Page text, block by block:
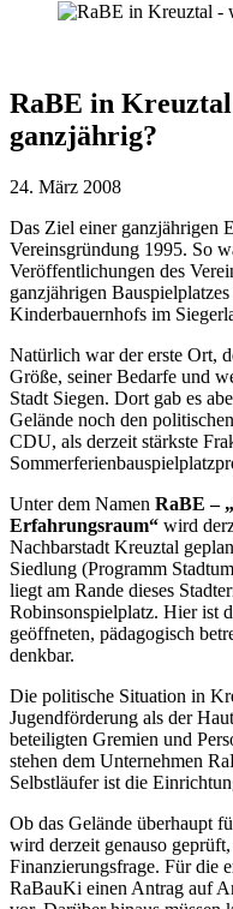
RaBE in
ganzjährig?
24. März 2008
Das Ziel einer ganzjährigen
Vereinsgründung 1995. So
Veröffentlichungen des
ganzjährigen
Kinderbauernhofs im
Natürlich war der erste Ort,
Größe, seiner Bedarfe und
Stadt Siegen. Dort gab es
Gelände noch den
CDU, als derzeit stärkste
Unter dem Namen RaBE –
Erfahrungsraum“ wird
Nachbarstadt Kreuztal
Siedlung (Programm
liegt am Rande dieses
Robinsonspielplatz. Hier ist
geöffneten, pädagogisch
denkbar.
Die politische Situation in
Jugendförderung als der
beteiligten Gremien und
stehen dem Unternehmen
Selbstläufer ist die
Ob das Gelände überhaupt
wird derzeit genauso
Finanzierungsfrage. Für die
RaBauKi einen Antrag auf